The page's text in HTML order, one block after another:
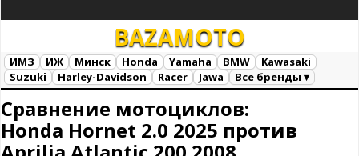
BAZAMOTO
ИМЗ ИЖ Минск Honda Yamaha BMW
Kawasaki
Suzuki
Harley-Davidson Racer Jawa
Все бренды ▾
Сравнение мотоциклов:
Honda Hornet 2.0 2025 против